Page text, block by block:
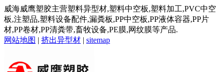
威海威鹰塑胶主营塑料异型材,塑料中空板,塑料加工,PVC中空
板,注塑品,塑料设备配件,漏粪板,PP中空板,PP液体容器,PP片
材,PP卷材,PP清粪带,畜牧设备,PE膜,网纹膜等产品.
网站地图 | 挤出异型材 | sitemap